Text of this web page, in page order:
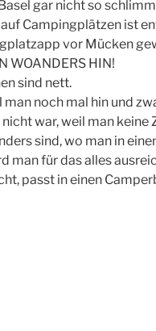
gar nicht so
Campingplätzen ist
vor Mücken
WOANDERS HIN!
sind nett.
noch mal hin und
war, weil man keine
sind, wo man in
man für das alles
passt in einen